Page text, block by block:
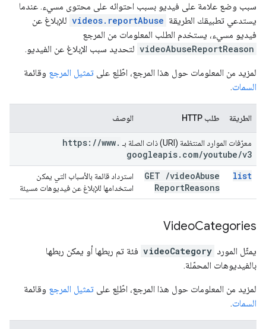
سبب وضع علامة على فيديو بسبب احتوائه على محتوى مسيء. عندما
يستدعي تطبيقك الطريقة videos.reportAbuse للإبلاغ عن
فيديو مسيء، يستخدم الطلب المعلومات من المرجع
videoAbuseReportReason لتحديد سبب الإبلاغ عن الفيديو.
لمزيد من المعلومات حول هذا المرجع، اطّلِع على تمثيل المرجع وقائمة
السمات.
الطريقة طلب HTTP الوصف
معرّفات الموارد المنتظمة (URI) ذات الصلة بـ https: //www.
googleapis. com/youtube/v3
list
GET /videoAbuse
ReportReasons
استرداد قائمة بالأسباب التي يمكن
استخدامها للإبلاغ عن فيديوهات مسيئة
VideoCategories
يمثّل المورد videoCategory فئة تم ربطها أو يمكن ربطها
بالفيديوهات المحمّلة.
لمزيد من المعلومات حول هذا المرجع، اطّلِع على تمثيل المرجع وقائمة
السمات.